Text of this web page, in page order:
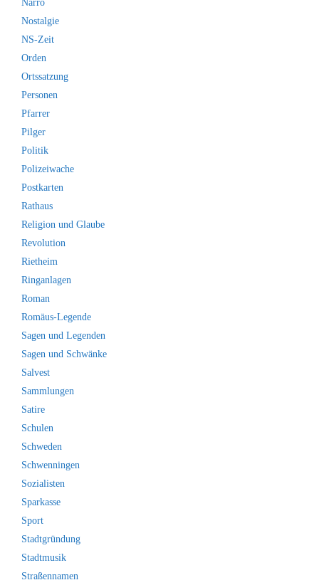
Narro
Nostalgie
NS-Zeit
Orden
Ortssatzung
Personen
Pfarrer
Pilger
Politik
Polizeiwache
Postkarten
Rathaus
Religion und Glaube
Revolution
Rietheim
Ringanlagen
Roman
Romäus-Legende
Sagen und Legenden
Sagen und Schwänke
Salvest
Sammlungen
Satire
Schulen
Schweden
Schwenningen
Sozialisten
Sparkasse
Sport
Stadtgründung
Stadtmusik
Straßennamen